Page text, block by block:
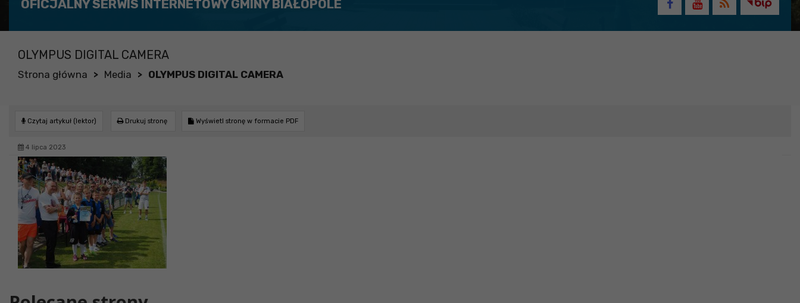
OFICJALNY SERWIS INTERNETOWY GMINY BIAŁOPOLE
OLYMPUS DIGITAL CAMERA
Strona główna > Media > OLYMPUS DIGITAL CAMERA
Czytaj artykuł (lektor) Drukuj stronę Wyświetl stronę w formacie PDF
4 lipca 2023